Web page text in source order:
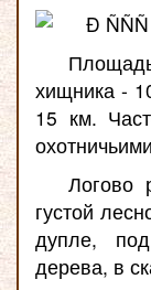
хищника -
15 км.
Логово
густой
дупле,
дерева, в